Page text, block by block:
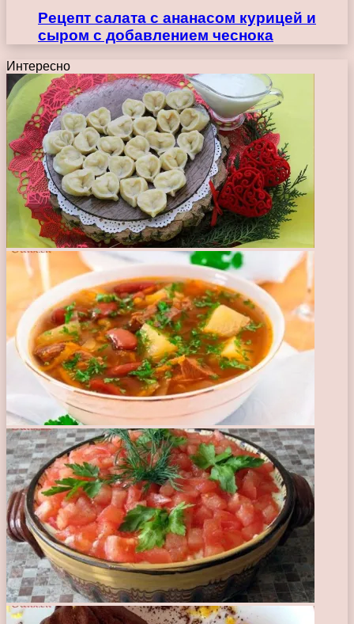
Рецепт салата с ананасом курицей и
сыром с добавлением чеснока
Интересно